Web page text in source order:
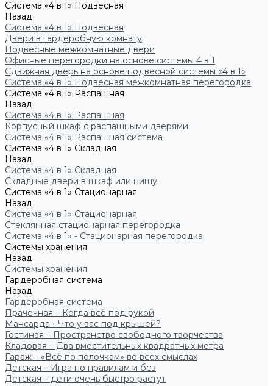
Система «4 в 1» Подвесная
Назад
Система «4 в 1» Подвесная
Двери в гардеробную комнату
Подвесные межкомнатные двери
Офисные перегородки на основе системы 4 в 1
Сдвижная дверь на основе подвесной системы «4 в 1»
Система «4 в 1» Подвесная межкомнатная перегородка
Система «4 в 1» Распашная
Назад
Система «4 в 1» Распашная
Корпусный шкаф с распашными дверями
Система «4 в 1» Распашная система
Система «4 в 1» Складная
Назад
Система «4 в 1» Складная
Складные двери в шкаф или нишу
Система «4 в 1» Стационарная
Назад
Система «4 в 1» Стационарная
Стеклянная стационарная перегородка
Система «4 в 1» - Стационарная перегородка
Системы хранения
Назад
Системы хранения
Гардеробная система
Назад
Гардеробная система
Прачечная – Когда всё под рукой
Мансарда - Что у вас под крышей?
Гостиная – Пространство свободного творчества
Кладовая – Два вместительных квадратных метра
Гараж – «Всё по полочкам» во всех смыслах
Детская – Игра по правилам и без
Детская – дети очень быстро растут